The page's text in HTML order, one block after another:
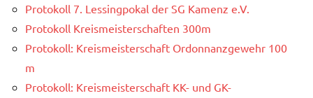
Protokoll 7. Lessingpokal der SG Kamenz e.V.
Protokoll Kreismeisterschaften 300m
Protokoll: Kreismeisterschaft Ordonnanzgewehr 100
m
Protokoll: Kreismeisterschaft KK- und GK-